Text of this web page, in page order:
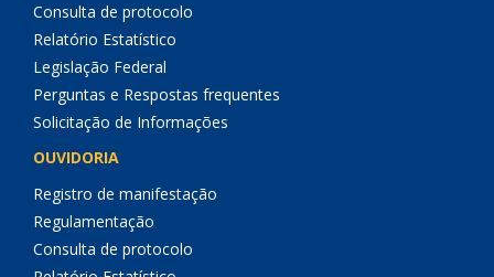
Consulta de protocolo
Relatório Estatístico
Legislação Federal
Perguntas e Respostas frequentes
Solicitação de Informações
OUVIDORIA
Registro de manifestação
Regulamentação
Consulta de protocolo